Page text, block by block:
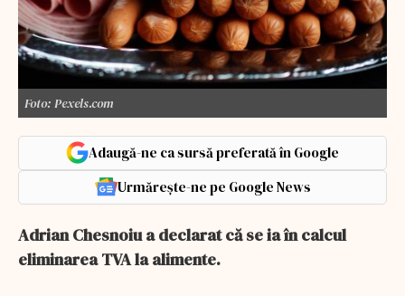
Foto: Pexels.com
Adaugă-ne ca sursă preferată în Google
Urmărește-ne pe Google News
Adrian Chesnoiu a declarat că se ia în calcul
eliminarea TVA la alimente.